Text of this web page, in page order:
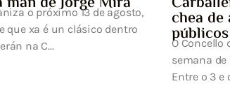
para todos os
converter a primeira